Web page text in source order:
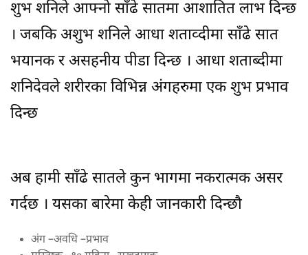
शुभ शनिले आफ्नो साँढे सातमा आशातित लाभ दिन्छ
। जबकि अशुभ शनिले आधा शताव्दीमा साँढे सात
भयानक र असहनीय पीडा दिन्छ । आधा शताब्दीमा
शनिदेवले शरीरका विभिन्न अंगहरुमा एक शुभ प्रभाव
दिन्छ
अब हामी साँढे सातले कुन भागमा नकरात्मक असर
गर्दछ । यसका बारेमा केही जानकारी दिन्छौ
अंग –अवधि –प्रभाव